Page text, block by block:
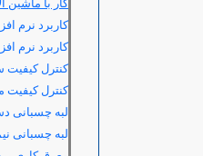
کار با
كاربرد نرم
كاربرد نرم
کنترل
کنترل کیفیت
لبه چسبانی
لبه چسبانی